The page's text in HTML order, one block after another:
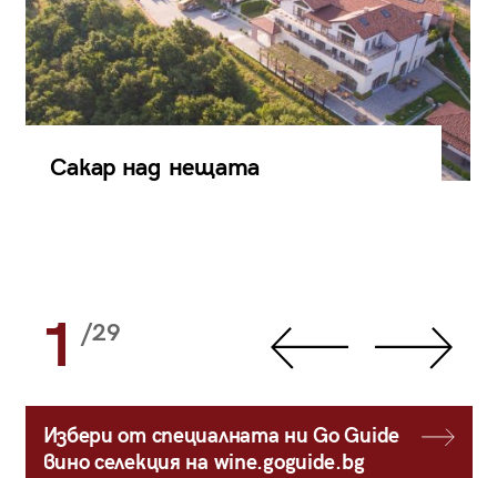
Сакар над нещата
1 /29
Избери от специалната ни Go Guide
вино селекция на wine.goguide.bg